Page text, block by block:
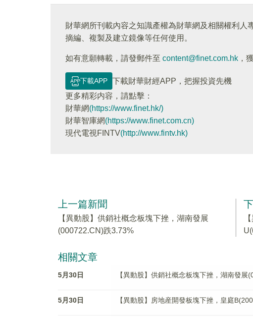
財華網所刊載內容之知識產權為財華網及相關權利人
摘編、複製及建立鏡像等任何使用。
如有意願轉載，請發郵件至 content@finet.com.hk ，
下載APP
下載財華財經APP，把握投資先機
更多精彩内容，請點擊：
財華網(https://www.finet.hk/)
財華智庫網(https://www.finet.com.cn)
現代電視FINTV(http://www.fintv.hk)
上一篇新聞
【異動股】供銷社概念板塊下挫，湖南發展
(000722.CN)跌3.73%
相關文章
5月30日 【異動股】供銷社概念板塊下挫，湖南發展
5月30日 【異動股】房地産開發板塊下挫，皇庭